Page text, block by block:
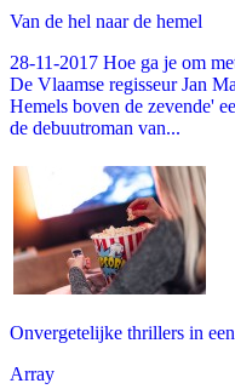
Van de hel naar de hemel
28-11-2017 Hoe ga je om
De Vlaamse regisseur Jan
Hemels boven de zevende'
de debuutroman van...
Onvergetelijke thrillers in
Array